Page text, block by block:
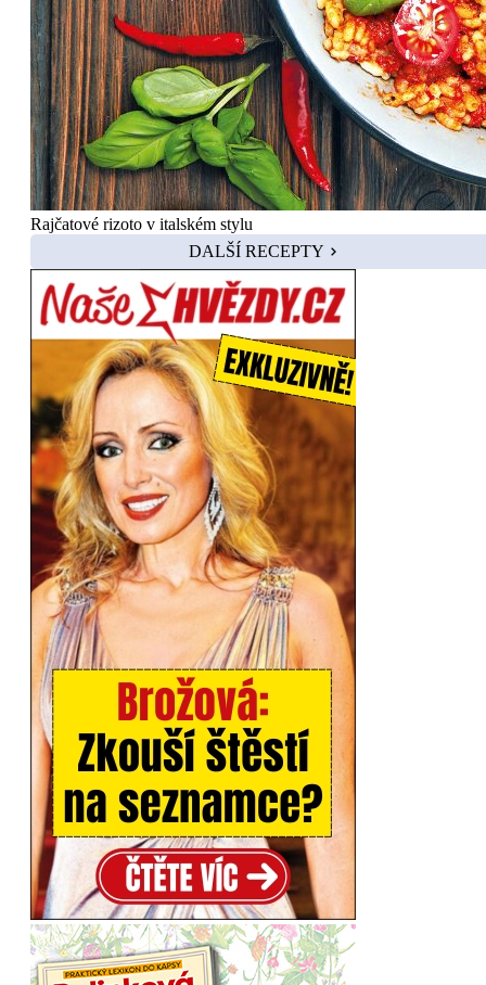
Rajčatové rizoto v italském stylu
DALŠÍ RECEPTY